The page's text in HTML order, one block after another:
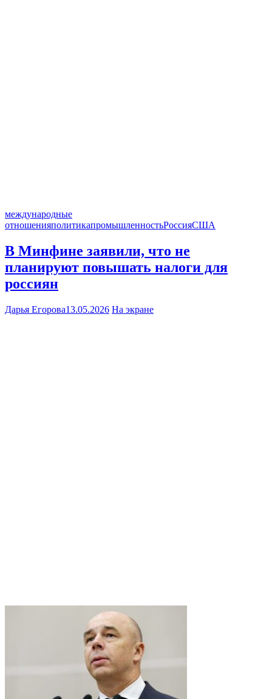
международные
отношенияполитикапромышленностьРоссияСША
В Минфине заявили, что не
планируют повышать налоги для
россиян
Дарья Егорова13.05.2026 На экране